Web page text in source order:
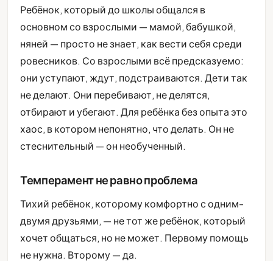
Ребёнок, который до школы общался в
основном со взрослыми — мамой, бабушкой,
няней — просто не знает, как вести себя среди
ровесников. Со взрослыми всё предсказуемо:
они уступают, ждут, подстраиваются. Дети так
не делают. Они перебивают, не делятся,
отбирают и убегают. Для ребёнка без опыта это
хаос, в котором непонятно, что делать. Он не
стеснительный — он необученный.
Темперамент не равно проблема
Тихий ребёнок, которому комфортно с одним-
двумя друзьями, — не тот же ребёнок, который
хочет общаться, но не может. Первому помощь
не нужна. Второму — да.